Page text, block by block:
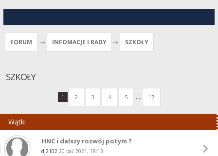
FORUM INFOMACJE I RADY SZKOŁY
SZKOŁY
1 2 3 4 5 ... 17
Wątki
HNC i dalszy rozwój potym ?
dj2102 20 paź 2021, 18:13